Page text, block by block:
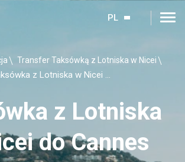
PL
Transfer Taksówką z Lotniska w Nicei
Taksówka z Lotniska w Nicei do Cannes
z Lotniska
do Cannes